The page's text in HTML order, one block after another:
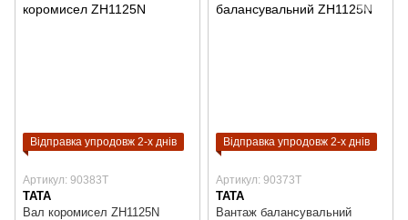
Відправка упродовж 2-х днів
Артикул: 90383T
TATA
Вал коромисел ZH1125N
Відправка упродовж 2-х днів
Артикул: 90373T
TATA
Вантаж балансувальний